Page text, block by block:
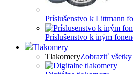
Príslušenstvo k Littmann
Príslušenstvo k iným
Tlakomery
TlakomeryZobraziť všetky